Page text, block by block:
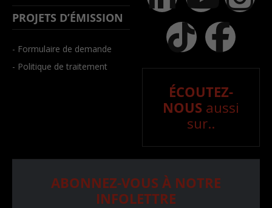
PROJETS D’ÉMISSION
- Formulaire de demande
- Politique de traitement
ÉCOUTEZ-
NOUS aussi
sur..
ABONNEZ-VOUS À NOTRE
INFOLETTRE